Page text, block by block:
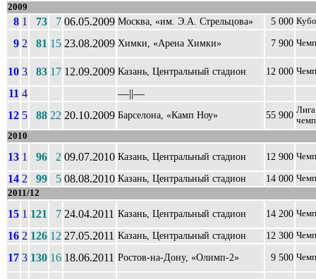
2009
8 1 73 7 06.05.2009 Москва, «им. Э.А. Стрельцова» 5 000
9 2 81 15 23.08.2009 Химки, «Арена Химки» 7 900
10 3 83 17 12.09.2009 Казань, Центральный стадион 12 000
11 4
––||––
12 5 88 22 20.10.2009 Барселона, «Камп Ноу» 55 900 Лига
2010
13 1 96 2 09.07.2010 Казань, Центральный стадион 12 900
14 2 99 5 08.08.2010 Казань, Центральный стадион 14 000
2011/12
15 1 121 7 24.04.2011 Казань, Центральный стадион 14 200
16 2 126 12 27.05.2011 Казань, Центральный стадион 12 300
17 3 130 16 18.06.2011 Ростов-на-Дону, «Олимп-2» 9 500